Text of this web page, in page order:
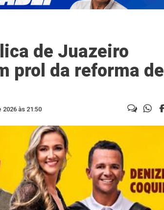
de Juazeiro
prol da reforma de
às 21:50